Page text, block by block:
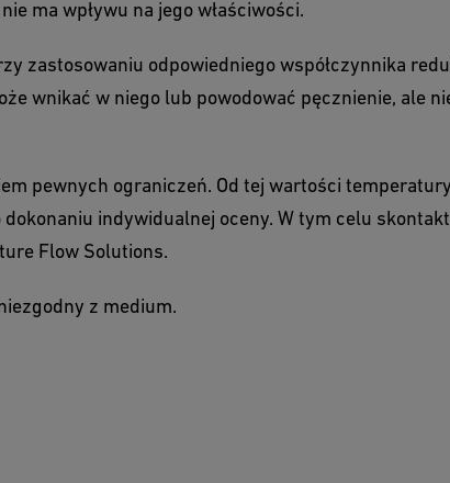
ma wpływu na jego właściwości.
zastosowaniu odpowiedniego współczynnika
wnikać w niego lub powodować pęcznienie, ale
pewnych ograniczeń. Od tej wartości
indywidualnej oceny. W tym celu
Flow Solutions.
z medium.